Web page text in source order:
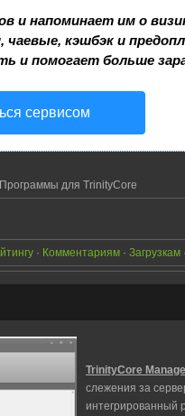
и напоминает им о
чаевые, кэшбэк и
и помогает больше
сервисом
для TrinityCore
· Комментариям · Загрузкам
TrinityCore
слежения за
интегрированный